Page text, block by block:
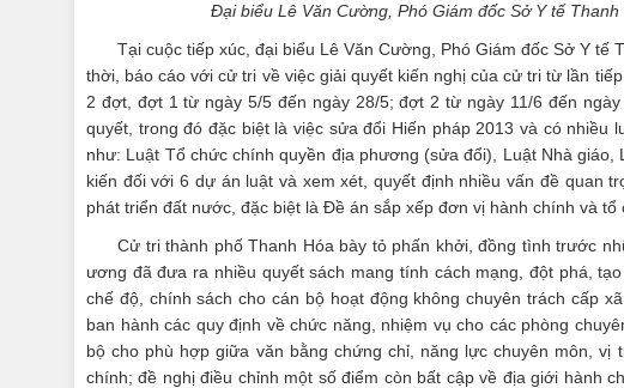
Đại biểu Lê Văn Cường, Phó Giám đốc Sở Y tế
Tại cuộc tiếp xúc, đại biểu Lê Văn Cường, Phó Giám đốc Sở Y tế
thời, báo cáo với cử tri về việc giải quyết kiến nghị của cử tri từ lần
2 đợt, đợt 1 từ ngày 5/5 đến ngày 28/5; đợt 2 từ ngày 11/6 đến
quyết, trong đó đặc biệt là việc sửa đổi Hiến pháp 2013 và có
như: Luật Tổ chức chính quyền địa phương (sửa đổi), Luật Nhà
kiến đối với 6 dự án luật và xem xét, quyết định nhiều vấn đề quan
phát triển đất nước, đặc biệt là Đề án sắp xếp đơn vị hành chính và
Cử tri thành phố Thanh Hóa bày tỏ phấn khởi, đồng tình trước
ương đã đưa ra nhiều quyết sách mang tính cách mạng, đột phá,
chế độ, chính sách cho cán bộ hoạt động không chuyên trách cấp
ban hành các quy định về chức năng, nhiệm vụ cho các phòng
bộ cho phù hợp giữa văn bằng chứng chỉ, năng lực chuyên môn,
chính; đề nghị điều chỉnh một số điểm còn bất cập về địa giới hành